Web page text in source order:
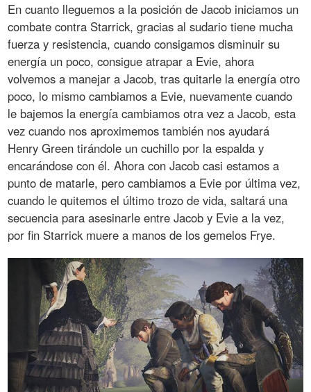
En cuanto lleguemos a la posición de Jacob iniciamos un
combate contra Starrick, gracias al sudario tiene mucha
fuerza y resistencia, cuando consigamos disminuir su
energía un poco, consigue atrapar a Evie, ahora
volvemos a manejar a Jacob, tras quitarle la energía otro
poco, lo mismo cambiamos a Evie, nuevamente cuando
le bajemos la energía cambiamos otra vez a Jacob, esta
vez cuando nos aproximemos también nos ayudará
Henry Green tirándole un cuchillo por la espalda y
encarándose con él. Ahora con Jacob casi estamos a
punto de matarle, pero cambiamos a Evie por última vez,
cuando le quitemos el último trozo de vida, saltará una
secuencia para asesinarle entre Jacob y Evie a la vez,
por fin Starrick muere a manos de los gemelos Frye.